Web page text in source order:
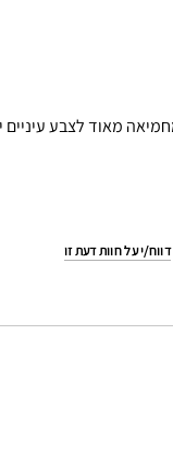
מאוד לצבע עיניים
דווח/י על חוות דעת זו